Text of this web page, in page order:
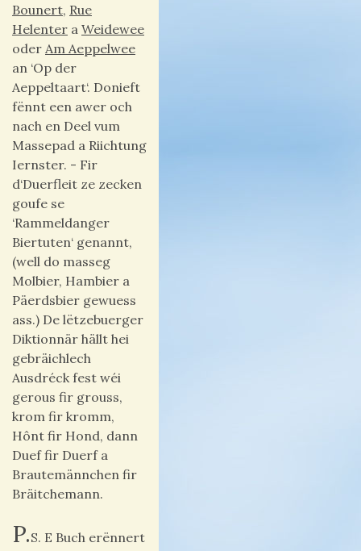
Bounert, Rue
Helenter a Weidewee
oder Am Aeppelwee
an ‘Op der
Aeppeltaart‘. Donieft
fënnt een awer och
nach en Deel vum
Massepad a Riichtung
Iernster. - Fir
d‘Duerfleit ze zecken
goufe se
‘Rammeldanger
Biertuten‘ genannt,
(well do masseg
Molbier, Hambier a
Päerdsbier gewuess
ass.) De lëtzebuerger
Diktionnär hällt hei
gebräichlech
Ausdréck fest wéi
gerous fir grouss,
krom fir kromm,
Hônt fir Hond, dann
Duef fir Duerf a
Brautemännchen fir
Bräitchemann.
P.S. E Buch erënnert